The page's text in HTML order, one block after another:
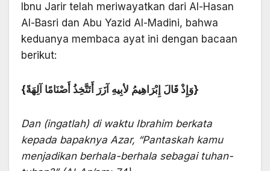
Ibnu Jarir telah meriwayatkan dari Al-Hasan
Al-Basri dan Abu Yazid Al-Madini, bahwa
keduanya membaca ayat ini dengan bacaan
berikut:
{وَإِذْ قَالَ إِبْرَاهِيمُ لأبِيهِ آزَرَ أَتَتَّخِذُ أَصْنَامًا آلِهَةً}
Dan (ingatlah) di waktu Ibrahim berkata
kepada bapaknya Azar, “Pantaskah kamu
menjadikan berhala-berhala sebagai tuhan-